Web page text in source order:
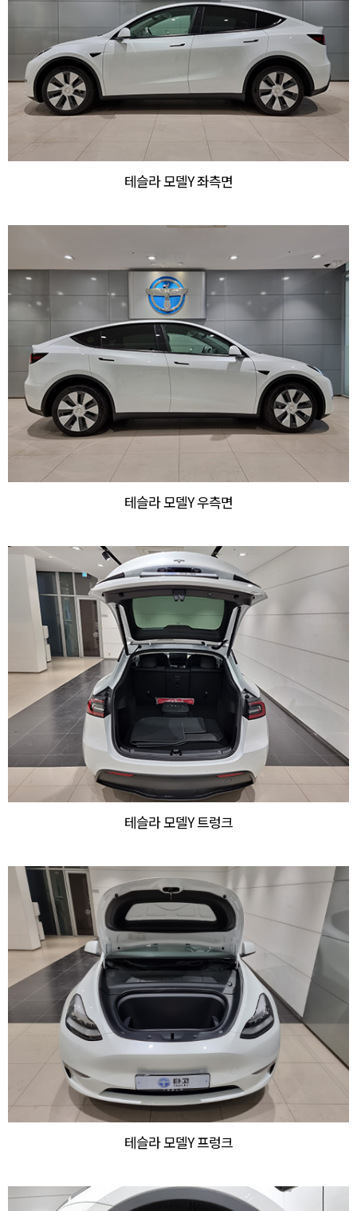
테슬라 모델Y 좌측면
테슬라 모델Y 우측면
테슬라 모델Y 트렁크
테슬라 모델Y 프렁크